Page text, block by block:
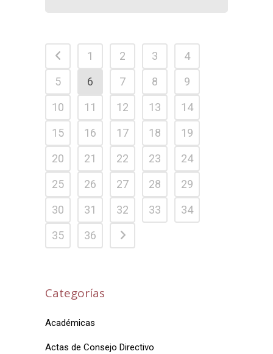
1 2 3
4
5
6 7 8
9
10
11 12 13
14
15
16 17 18
19
20
21 22 23
24
25
26 27 28
29
30
31 32 33
34
35
36
Categorías
Académicas
Actas de Consejo Directivo